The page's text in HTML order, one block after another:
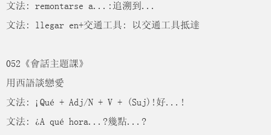
文法: remontarse a...:追溯到...
文法: llegar en+交通工具: 以交通工具抵達
052《會話主題課》
用西語談戀愛
文法: ¡Qué + Adj/N + V + (Suj)!好...!
文法: ¿A qué hora...?幾點...?